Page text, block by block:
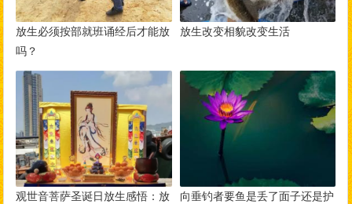
放生必须按部就班诵经后才能放
吗？
放生改变相貌改变生活
观世音菩萨圣诞日放生感悟：放
向垂钓者要鱼是丢了面子还是护